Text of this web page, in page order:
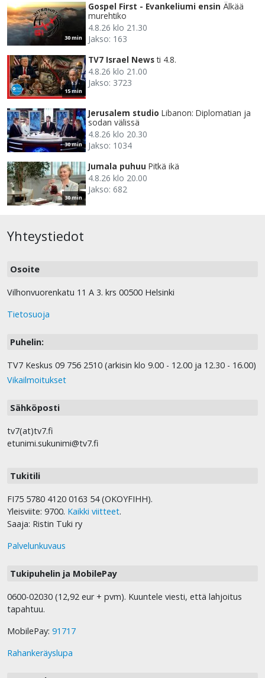
30 min
Gospel First - Evankeliumi ensin Älkää
murehtiko
4.8.26 klo 21.30
Jakso: 163
15 min
TV7 Israel News ti 4.8.
4.8.26 klo 21.00
Jakso: 3723
30 min
Jerusalem studio Libanon: Diplomatian ja
sodan välissä
4.8.26 klo 20.30
Jakso: 1034
30 min
Jumala puhuu Pitkä ikä
4.8.26 klo 20.00
Jakso: 682
Yhteystiedot
Osoite
Vilhonvuorenkatu 11 A 3. krs 00500 Helsinki
Tietosuoja
Puhelin:
TV7 Keskus 09 756 2510 (arkisin klo 9.00 - 12.00 ja 12.30 - 16.00)
Vikailmoitukset
Sähköposti
tv7(at)tv7.fi
etunimi.sukunimi@tv7.fi
Tukitili
FI75 5780 4120 0163 54 (OKOYFIHH).
Yleisviite: 9700. Kaikki viitteet.
Saaja: Ristin Tuki ry
Palvelunkuvaus
Tukipuhelin ja MobilePay
0600-02030 (12,92 eur + pvm). Kuuntele viesti, että lahjoitus
tapahtuu.
MobilePay: 91717
Rahankeräyslupa